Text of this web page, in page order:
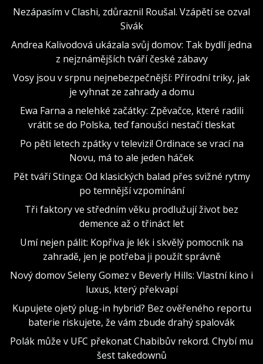
Nezápasím v Clashi, zdůraznil Roušal. Vzápětí se ozval
Sivák
Andrea Kalivodová ukázala svůj domov: Tak bydlí jedna
z nejznámějších tváří české zábavy
Vosy jsou v srpnu nejnebezpečnější: Přírodní triky, jak
je vyhnat ze zahrady a domu
Ewa Farna a nelehké začátky: Zpěvačce, které radili
vrátit se do Polska, teď fanoušci nestačí tleskat
Po pěti letech zpátky v televizi! Ordinace se vrací na
Novu, má to ale jeden háček
Pět tváří Stinga: Od klasických balad přes svižné rytmy
po temnější vzpomínání
Tři faktory ve středním věku prodlužují život bez
demence až o třináct let
Umí nejen pálit: Kopřiva je lék i skvělý pomocník na
zahradě, jen je potřeba ji použít správně
Nový domov Seleny Gomez v Beverly Hills: Vlastní kino i
luxus, který překvapí
Kupujete ojetý plug-in hybrid? Bez ověřeného reportu
baterie riskujete, že vám zbude drahý spalovák
Polák může v UFC překonat Chabibův rekord. Chybí mu
šest takedownů